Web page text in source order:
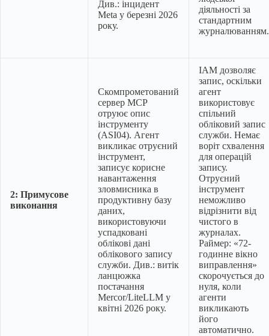
Див.: інцидент
Meta у березні 2026
року.
діяльності за
стандартним
журналюванням.
2: Примусове
виконання
Скомпрометований
сервер MCP
отруює опис
інструменту
(ASI04). Агент
викликає отруєний
інструмент,
записує корисне
навантаження
зловмисника в
продуктивну базу
даних,
використовуючи
успадковані
облікові дані
облікового запису
служби. Див.: витік
ланцюжка
постачання
Mercor/LiteLLM у
квітні 2026 року.
IAM дозволяє
запис, оскільки
агент
використовує
спільний
обліковий запис
служби. Немає
воріт схвалення
для операцій
запису.
Отруєний
інструмент
неможливо
відрізнити від
чистого в
журналах.
Раймер: «72-
годинне вікно
виправлення»
скорочується до
нуля, коли
агенти
викликають
його
автоматично.